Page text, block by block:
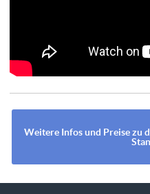
Weitere Infos und Preise zu